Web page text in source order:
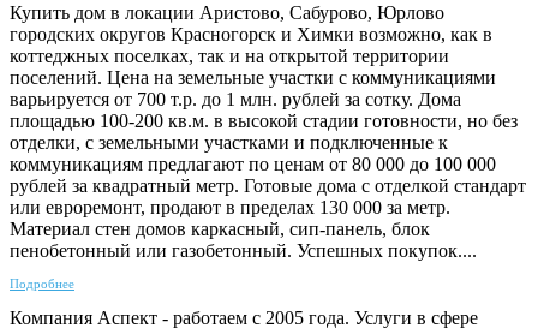
Купить дом в локации Аристово, Сабурово, Юрлово
городских округов Красногорск и Химки возможно, как в
коттеджных поселках, так и на открытой территории
поселений. Цена на земельные участки с коммуникациями
варьируется от 700 т.р. до 1 млн. рублей за сотку. Дома
площадью 100-200 кв.м. в высокой стадии готовности, но без
отделки, с земельными участками и подключенные к
коммуникациям предлагают по ценам от 80 000 до 100 000
рублей за квадратный метр. Готовые дома с отделкой стандарт
или евроремонт, продают в пределах 130 000 за метр.
Материал стен домов каркасный, сип-панель, блок
пенобетонный или газобетонный. Успешных покупок....
Подробнее
Компания Аспект - работаем с 2005 года. Услуги в сфере